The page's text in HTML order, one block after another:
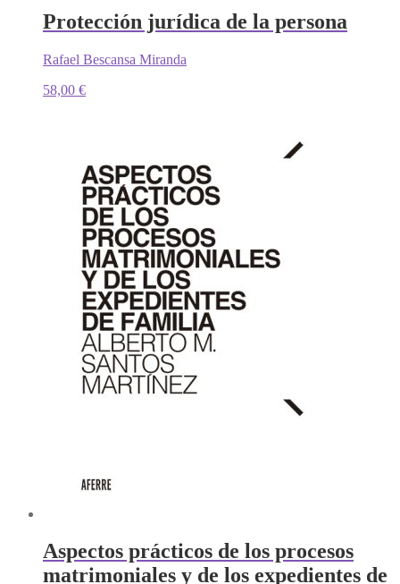
Protección jurídica de la persona
Rafael Bescansa Miranda
58,00 €
Aspectos prácticos de los procesos
matrimoniales y de los expedientes de